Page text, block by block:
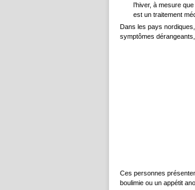
l’hiver, à mesure
est un traitement
Dans les pays
symptômes
Ces personnes
boulimie ou un appétit